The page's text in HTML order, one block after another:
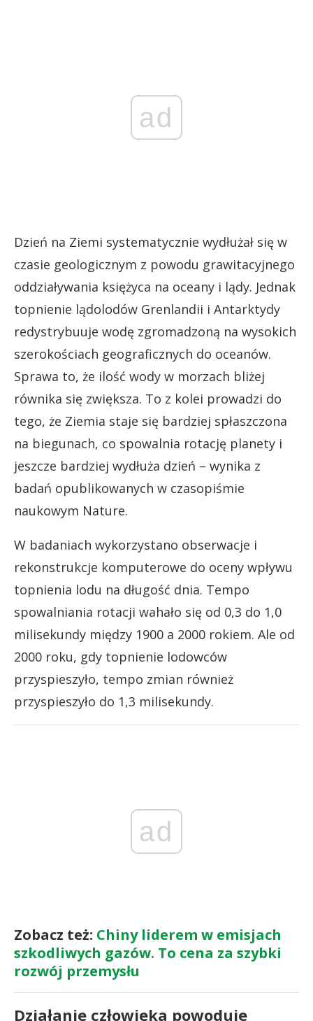
ad
Dzień na Ziemi systematycznie wydłużał się w
czasie geologicznym z powodu grawitacyjnego
oddziaływania księżyca na oceany i lądy. Jednak
topnienie lądolodów Grenlandii i Antarktydy
redystrybuuje wodę zgromadzoną na wysokich
szerokościach geograficznych do oceanów.
Sprawa to, że ilość wody w morzach bliżej
równika się zwiększa. To z kolei prowadzi do
tego, że Ziemia staje się bardziej spłaszczona
na biegunach, co spowalnia rotację planety i
jeszcze bardziej wydłuża dzień – wynika z
badań opublikowanych w czasopiśmie
naukowym Nature.
W badaniach wykorzystano obserwacje i
rekonstrukcje komputerowe do oceny wpływu
topnienia lodu na długość dnia. Tempo
spowalniania rotacji wahało się od 0,3 do 1,0
milisekundy między 1900 a 2000 rokiem. Ale od
2000 roku, gdy topnienie lodowców
przyspieszyło, tempo zmian również
przyspieszyło do 1,3 milisekundy.
ad
Zobacz też: Chiny liderem w emisjach
szkodliwych gazów. To cena za szybki
rozwój przemysłu
Działanie człowieka powoduje